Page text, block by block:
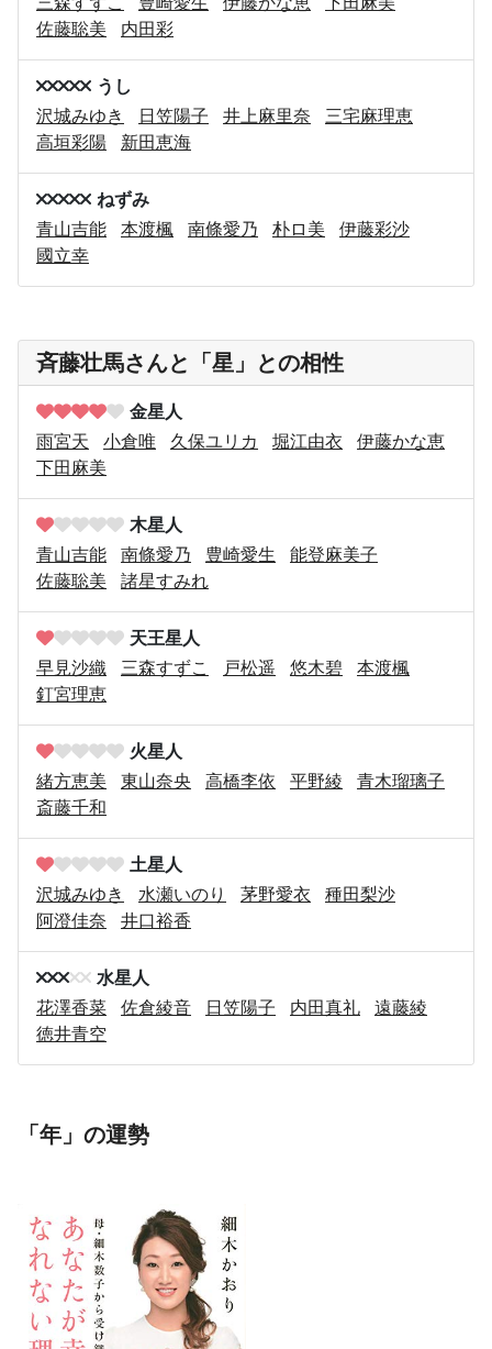
佐藤聡美
内田彩
うし
沢城みゆき
日笠陽子 井上麻里奈
三宅麻理恵
高垣彩陽
新田恵海
ねずみ
青山吉能
本渡楓 南條愛乃 朴ロ美
伊藤彩沙
國立幸
斉藤壮馬さんと「星」との相性
金星人
雨宮天
小倉唯 久保ユリカ 堀江由衣
伊藤かな恵
下田麻美
木星人
青山吉能
南條愛乃 豊崎愛生
能登麻美子
佐藤聡美
諸星すみれ
天王星人
早見沙織
三森すずこ 戸松遥 悠木碧
本渡楓
釘宮理恵
火星人
緒方恵美
東山奈央 高橋李依 平野綾
青木瑠璃子
斎藤千和
土星人
沢城みゆき
水瀬いのり 茅野愛衣
種田梨沙
阿澄佳奈
井口裕香
水星人
花澤香菜
佐倉綾音 日笠陽子 内田真礼
遠藤綾
徳井青空
「年」の運勢